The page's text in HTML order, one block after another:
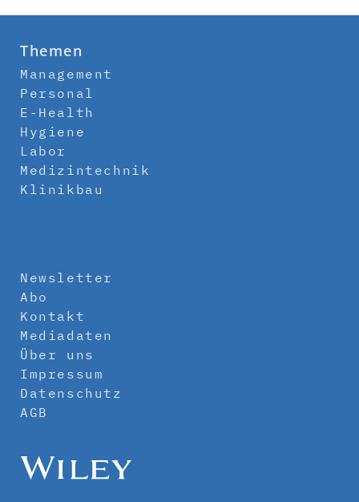
Themen
Management
Personal
E-Health
Hygiene
Labor
Medizintechnik
Klinikbau
Newsletter
Abo
Kontakt
Mediadaten
Über uns
Impressum
Datenschutz
AGB